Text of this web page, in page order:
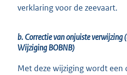
verklaring voor de zeevaart.
b. Correctie van onjuiste verwijzing
Wijziging BOBNB)
Met deze wijziging wordt een